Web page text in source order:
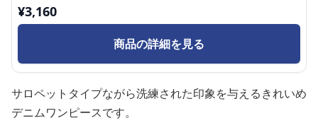
¥3,160
商品の詳細を見る
サロペットタイプながら洗練された印象を与えるきれいめ
デニムワンピースです。